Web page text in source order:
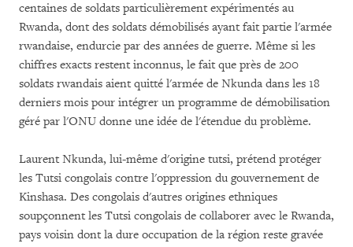
centaines de soldats particulièrement expérimentés au
Rwanda, dont des soldats démobilisés ayant fait partie l'armée
rwandaise, endurcie par des années de guerre. Même si les
chiffres exacts restent inconnus, le fait que près de 200
soldats rwandais aient quitté l'armée de Nkunda dans les 18
derniers mois pour intégrer un programme de démobilisation
géré par l'ONU donne une idée de l'étendue du problème.
Laurent Nkunda, lui-même d'origine tutsi, prétend protéger
les Tutsi congolais contre l'oppression du gouvernement de
Kinshasa. Des congolais d'autres origines ethniques
soupçonnent les Tutsi congolais de collaborer avec le Rwanda,
pays voisin dont la dure occupation de la région reste gravée